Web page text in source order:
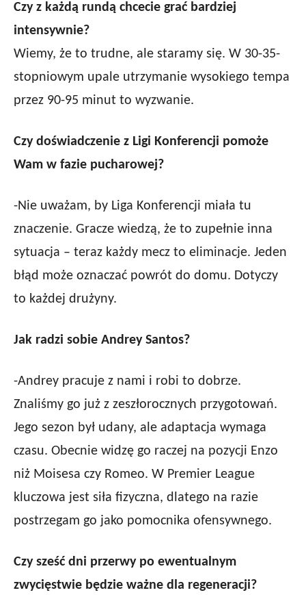
Czy z każdą rundą chcecie grać bardziej
intensywnie?
Wiemy, że to trudne, ale staramy się. W 30-35-
stopniowym upale utrzymanie wysokiego tempa
przez 90-95 minut to wyzwanie.
Czy doświadczenie z Ligi Konferencji pomoże
Wam w fazie pucharowej?
-Nie uważam, by Liga Konferencji miała tu
znaczenie. Gracze wiedzą, że to zupełnie inna
sytuacja – teraz każdy mecz to eliminacje. Jeden
błąd może oznaczać powrót do domu. Dotyczy
to każdej drużyny.
Jak radzi sobie Andrey Santos?
-Andrey pracuje z nami i robi to dobrze.
Znaliśmy go już z zeszłorocznych przygotowań.
Jego sezon był udany, ale adaptacja wymaga
czasu. Obecnie widzę go raczej na pozycji Enzo
niż Moisesa czy Romeo. W Premier League
kluczowa jest siła fizyczna, dlatego na razie
postrzegam go jako pomocnika ofensywnego.
Czy sześć dni przerwy po ewentualnym
zwycięstwie będzie ważne dla regeneracji?